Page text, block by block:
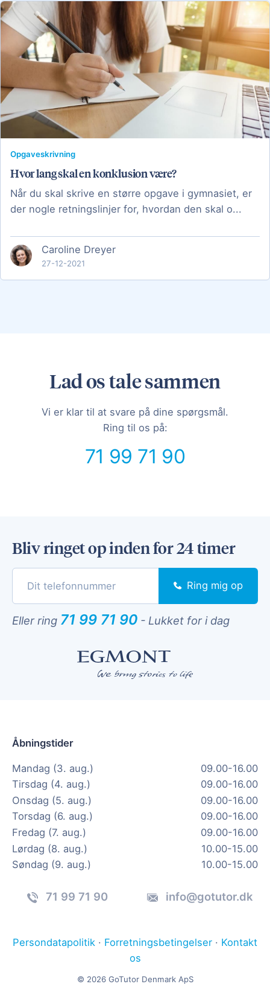
Opgaveskrivning
Hvor lang skal en konklusion være?
Når du skal skrive en større opgave i gymnasiet, er
der nogle retningslinjer for, hvordan den skal o...
Caroline Dreyer
27-12-2021
Lad os tale sammen
Vi er klar til at svare på dine spørgsmål.
Ring til os på:
71 99 71 90
Bliv ringet op inden for 24 timer
Ring mig op
Eller ring 71 99 71 90 - Lukket for i dag
Åbningstider
Mandag (3. aug.)
09.00-16.00
Tirsdag (4. aug.)
09.00-16.00
Onsdag (5. aug.)
09.00-16.00
Torsdag (6. aug.)
09.00-16.00
Fredag (7. aug.)
09.00-16.00
Lørdag (8. aug.)
10.00-15.00
Søndag (9. aug.)
10.00-15.00
71 99 71 90 info@gotutor.dk
Persondatapolitik · Forretningsbetingelser · Kontakt
os
© 2026 GoTutor Denmark ApS